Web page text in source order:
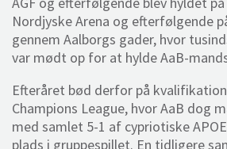
Nordjyske Arena og efterfølgende
gennem Aalborgs gader, hvor
var mødt op for at hylde AaB-
Efteråret bød derfor på
Champions League, hvor AaB dog
med samlet 5-1 af cypriotiske
plads i gruppespillet. En tidligere